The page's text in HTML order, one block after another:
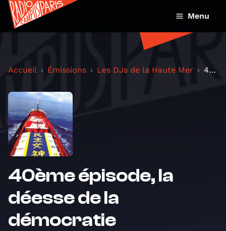
Menu
Accueil Émissions Les DJs de la Haute Mer 40ème épisode, la déesse de la démocratie
40ème épisode, la
déesse de la
démocratie